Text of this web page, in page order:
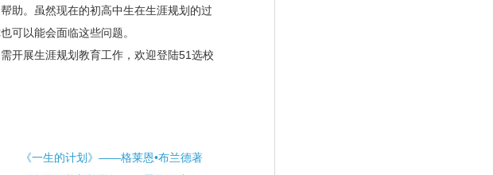
。虽然现在的初高中生在生涯规划的过
可以能会面临这些问题。
展生涯规划教育工作，欢迎登陆51选校
《一生的计划》——格莱恩•布兰德著